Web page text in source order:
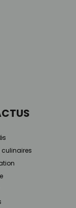
culinaires